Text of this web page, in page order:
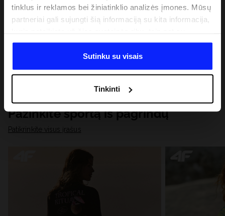
tinklus ir reklamos bei žiniatinklio analizės įmones. Mūsų
partneriai gali sujungti šią informaciją su kita informacija,
duomenimis, kuriuos jie gauna, kai naudojatės jų
paslaugomis. Gavus Jūsų leidimą, mes galime perduoti
Jūsų asmeninę informaciją savo partneriams, siekdami
analitinius tyrimus, pritaikyti turinį ir tobulinti mūsų
partnerių siūlomus sprendimus (pvz., socialinius tinklus).
Išsamią informaciją rasite mūsų Privatumo politikoje ir
skiltyje „Išsami informacija“.
Sutinku su visais
Tinkinti
Pažinkite sportą iš pagrindų
Patikrinkite visus įrašus